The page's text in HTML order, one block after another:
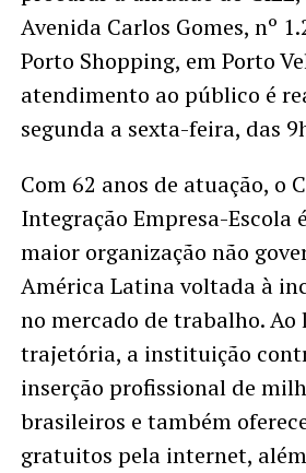
Avenida Carlos Gomes, nº
Porto Shopping, em Porto
atendimento ao público é
segunda a sexta-feira, das
Com 62 anos de atuação, o
Integração Empresa-Escola
maior organização não
América Latina voltada à
no mercado de trabalho. Ao
trajetória, a instituição
inserção profissional de
brasileiros e também
gratuitos pela internet,